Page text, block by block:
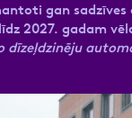
gan sadzīves
2027. gadam
dīzeļdzinēju